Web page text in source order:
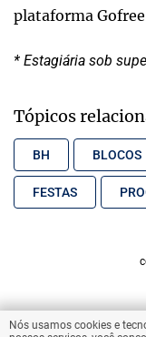
plataforma
* Estagiária sob
Tópicos
BH BLOCOS
FESTAS
Nós usamos cookies e